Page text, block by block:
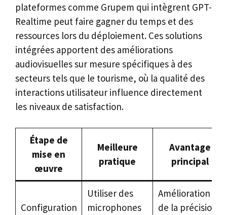
plateformes comme Grupem qui intègrent GPT-
Realtime peut faire gagner du temps et des
ressources lors du déploiement. Ces solutions
intégrées apportent des améliorations
audiovisuelles sur mesure spécifiques à des
secteurs tels que le tourisme, où la qualité des
interactions utilisateur influence directement
les niveaux de satisfaction.
Étape de
mise en
œuvre
Meilleure
pratique
Avantage
principal
Configuration
Utiliser des
microphones
Amélioration
de la précision